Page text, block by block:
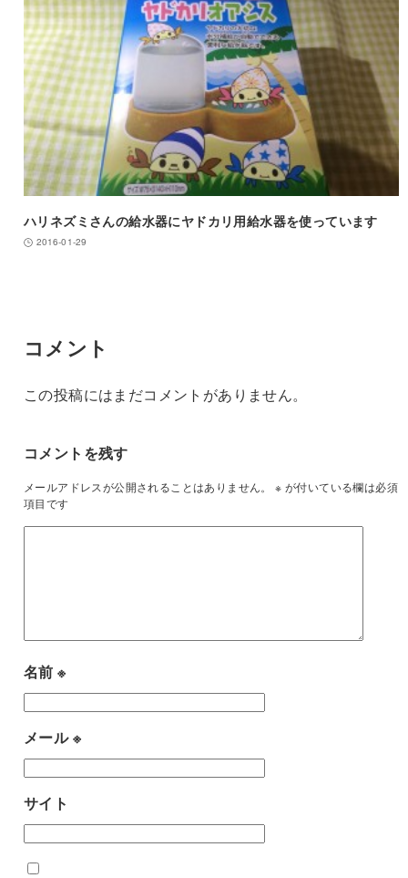
ハリネズミさんの給水器にヤドカリ用給水器を使っています
2016-01-29
コメント
この投稿にはまだコメントがありません。
コメントを残す
メールアドレスが公開されることはありません。 ※ が付いている欄は必須
項目です
名前※
メール※
サイト